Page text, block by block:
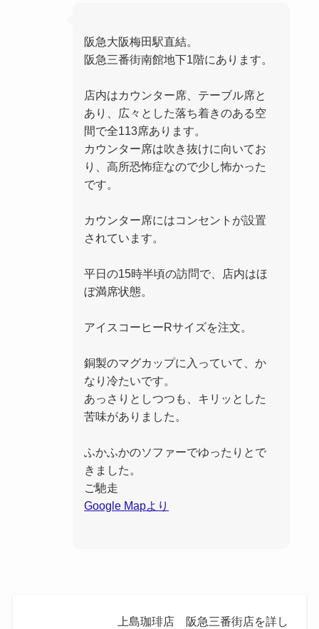
阪急大阪梅田駅直結。
阪急三番街南館地下1階にあります。
店内はカウンター席、テーブル席と
あり、広々とした落ち着きのある空
間で全113席あります。
カウンター席は吹き抜けに向いてお
り、高所恐怖症なので少し怖かった
です。
カウンター席にはコンセントが設置
されています。
平日の15時半頃の訪問で、店内はほ
ぼ満席状態。
アイスコーヒーRサイズを注文。
銅製のマグカップに入っていて、か
なり冷たいです。
あっさりとしつつも、キリッとした
苦味がありました。
ふかふかのソファーでゆったりとで
きました。
ご馳走
Google Mapより
上島珈琲店 阪急三番街店を詳し